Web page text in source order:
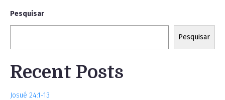
Pesquisar
Pesquisar
Recent Posts
Josué 24:1-13